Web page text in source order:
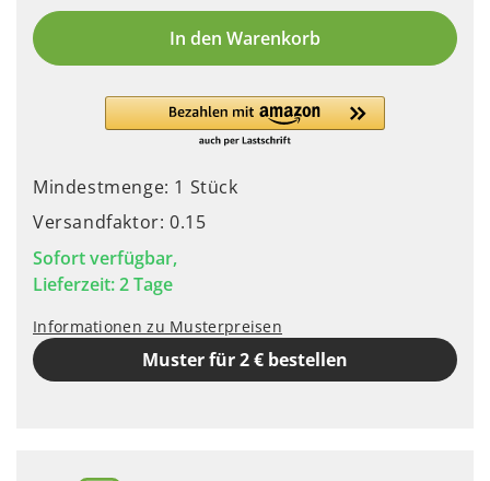
In den Warenkorb
Mindestmenge: 1 Stück
Versandfaktor: 0.15
Sofort verfügbar,
Lieferzeit: 2 Tage
Informationen zu Musterpreisen
Muster für 2 € bestellen